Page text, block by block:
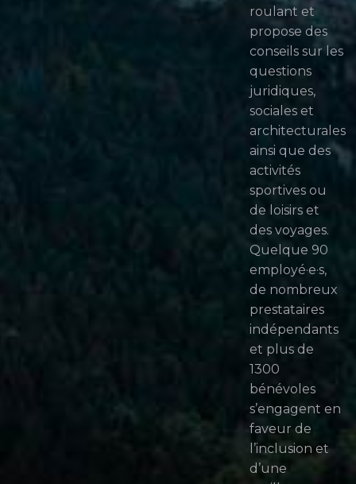
roulant et
propose des
conseils sur les
questions
juridiques,
sociales et
architecturales
ainsi que des
activités
sportives ou
de loisirs et
des voyages.
Quelque 90
employé·e·s,
de nombreux
prestataires
indépendants
et plus de
1300
bénévoles
s’engagent en
faveur de
l’inclusion et
d’une